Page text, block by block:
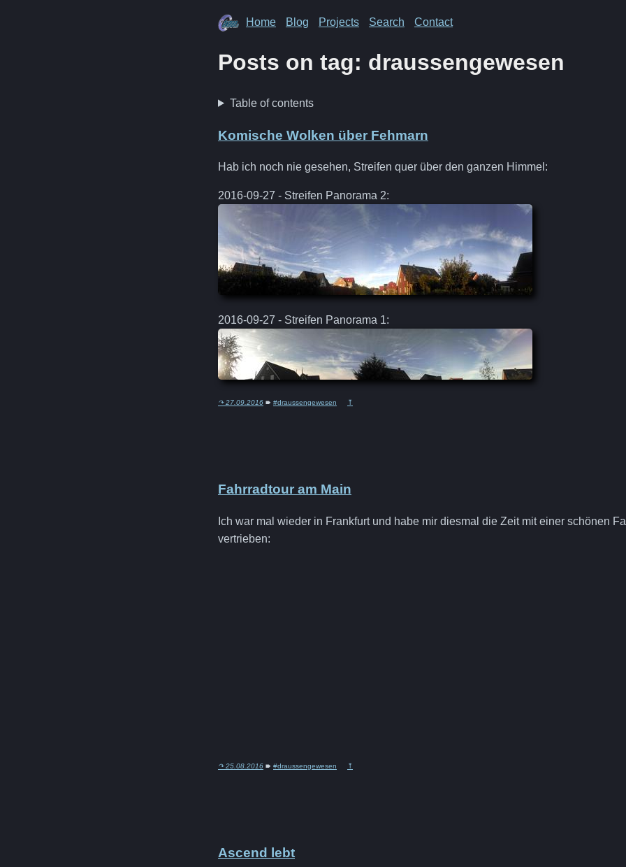
Home Blog Projects Search Contact
Posts on tag: draussengewesen
Table of contents
Komische Wolken über Fehmarn
Hab ich noch nie gesehen, Streifen quer über den ganzen Himmel:
2016-09-27 - Streifen Panorama 2:
2016-09-27 - Streifen Panorama 1:
↷ 27.09.2016 🠶 #draussengewesen ⤒
Fahrradtour am Main
Ich war mal wieder in Frankfurt und habe mir diesmal die Zeit mit einer schönen
vertrieben:
↷ 25.08.2016 🠶 #draussengewesen ⤒
Ascend lebt